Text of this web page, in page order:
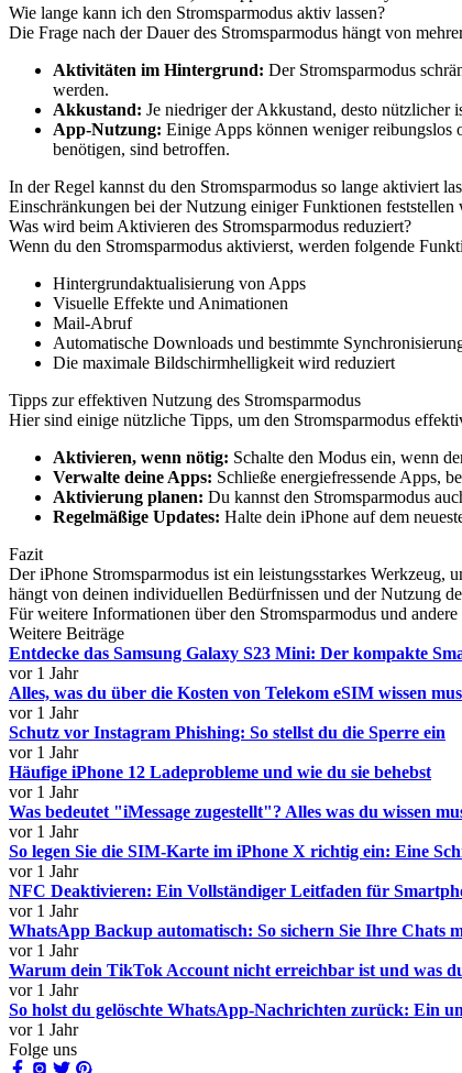
Wie lange kann ich den Stromsparmodus aktiv lassen?
Die Frage nach der Dauer des Stromsparmodus hängt von
Aktivitäten im Hintergrund: Der Stromsparmodus
werden.
Akkustand: Je niedriger der Akkustand, desto
App-Nutzung: Einige Apps können weniger reibungslos
benötigen, sind betroffen.
In der Regel kannst du den Stromsparmodus so lange aktiviert
Einschränkungen bei der Nutzung einiger Funktionen feststellen
Was wird beim Aktivieren des Stromsparmodus reduziert?
Wenn du den Stromsparmodus aktivierst, werden folgende
Hintergrundaktualisierung von Apps
Visuelle Effekte und Animationen
Mail-Abruf
Automatische Downloads und bestimmte
Die maximale Bildschirmhelligkeit wird reduziert
Tipps zur effektiven Nutzung des Stromsparmodus
Hier sind einige nützliche Tipps, um den Stromsparmodus
Aktivieren, wenn nötig: Schalte den Modus ein, wenn
Verwalte deine Apps: Schließe energiefressende Apps,
Aktivierung planen: Du kannst den Stromsparmodus
Regelmäßige Updates: Halte dein iPhone auf dem
Fazit
Der iPhone Stromsparmodus ist ein leistungsstarkes
hängt von deinen individuellen Bedürfnissen und der Nutzung
Für weitere Informationen über den Stromsparmodus und
Weitere Beiträge
Entdecke das Samsung Galaxy S23 Mini: Der kompakte
vor 1 Jahr
Alles, was du über die Kosten von Telekom eSIM wissen
vor 1 Jahr
Schutz vor Instagram Phishing: So stellst du die Sperre ein
vor 1 Jahr
Häufige iPhone 12 Ladeprobleme und wie du sie behebst
vor 1 Jahr
Was bedeutet "iMessage zugestellt"? Alles was du wissen
vor 1 Jahr
So legen Sie die SIM-Karte im iPhone X richtig ein: Eine
vor 1 Jahr
NFC Deaktivieren: Ein Vollständiger Leitfaden für
vor 1 Jahr
WhatsApp Backup automatisch: So sichern Sie Ihre Chats
vor 1 Jahr
Warum dein TikTok Account nicht erreichbar ist und was
vor 1 Jahr
So holst du gelöschte WhatsApp-Nachrichten zurück: Ein
vor 1 Jahr
Folge uns